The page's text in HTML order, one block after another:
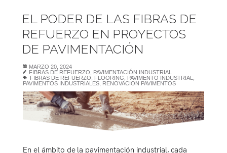
EL PODER DE LAS FIBRAS DE
REFUERZO EN PROYECTOS
DE PAVIMENTACIÓN
MARZO 20, 2024
FIBRAS DE REFUERZO
PAVIMENTACIÓN INDUSTRIAL
FIBRAS DE REFUERZO
FLOORING PAVIMENTO INDUSTRIAL
PAVIMENTOS INDUSTRIALES RENOVACION PAVIMENTOS
En el ámbito de la pavimentación industrial, cada